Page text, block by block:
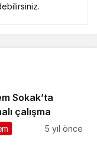
Sokak’ta
çalışma
5 yıl önce